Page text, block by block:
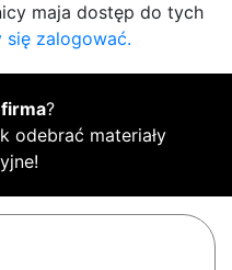
maja dostęp do tych
się zalogować.
?
odebrać materiały